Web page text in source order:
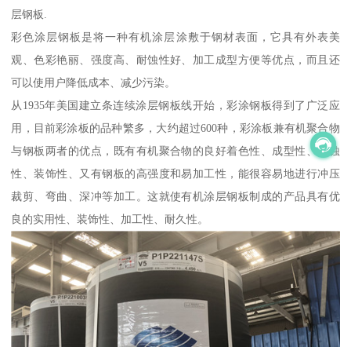
层钢板.
彩色涂层钢板是将一种有机涂层涂敷于钢材表面，它具有外表美
观、色彩艳丽、强度高、耐蚀性好、加工成型方便等优点，而且还
可以使用户降低成本、减少污染。
从1935年美国建立条连续涂层钢板线开始，彩涂钢板得到了广泛应
用，目前彩涂板的品种繁多，大约超过600种，彩涂板兼有机聚合物
与钢板两者的优点，既有有机聚合物的良好着色性、成型性、耐蚀
性、装饰性、又有钢板的高强度和易加工性，能很容易地进行冲压
裁剪、弯曲、深冲等加工。这就使有机涂层钢板制成的产品具有优
良的实用性、装饰性、加工性、耐久性。